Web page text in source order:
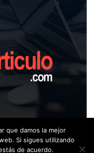
los Derechos
que damos la mejor
Si sigues utilizando
de acuerdo.